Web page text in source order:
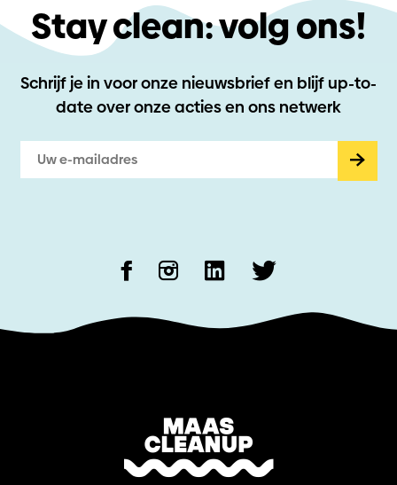
Stay clean: volg ons!
Schrijf je in voor onze nieuwsbrief en blijf up-to-
dateover onze acties en ons netwerk